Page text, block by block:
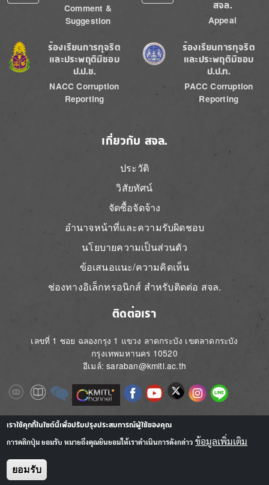
Comment &
Suggestion
สจล.
Appeal
Image
ร้องเรียนการทุจริต
และประพฤติมิชอบ
ป.ป.ช.
NACC Corruption
Reporting
Image
ร้องเรียนการทุจริต
และประพฤติมิชอบ
ป.ป.ท.
PACC Corruption
Reporting
เกี่ยวกับ สจล.
ประวัติ
วิสัยทัศน์
จัดซื้อจัดจ้าง
อำนาจหน้าที่และความรับผิดชอบ
นโยบายความเป็นส่วนตัว
ข้อเสนอแนะ/ความคิดเห็น
ช่องทางอิเล็กทรอนิกส์ สำหรับติดต่อ สจล.
ติดต่อเรา
เลขที่ 1 ซอย ฉลองกรุง 1 แขวง ลาดกระบัง เขตลาดกระบัง
กรุงเทพมหานคร 10520
อีเมล์: saraban@kmitl.ac.th
ImageImageImage Image ImageImageImageImageImage
Image Image
เราใช้คุกกี้ในไซต์นี้เพื่อปรับปรุงประสบการณ์ผู้ใช้ของคุณ
การคลิกปุ่ม ยอมรับ หมายถึงคุณยินยอมให้เราดำเนินการดังกล่าว ข้อมูลเพิ่มเติม
ยอมรับ